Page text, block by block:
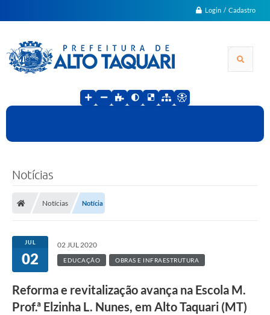
Login / Cadastro
Notícias
Notícias Notícia
JUL
02
02 JUL 2020
EDUCAÇÃO OBRAS E INFRAESTRUTURA
Reforma e revitalização avança na Escola M.
Prof.ª Elzinha L. Nunes, em Alto Taquari (MT)